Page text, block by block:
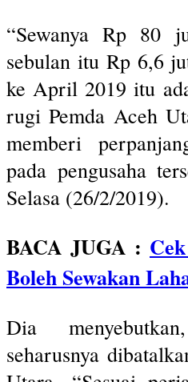
“Sewanya Rp 80
sebulan itu Rp 6,6
ke April 2019 itu
rugi Pemda Aceh
memberi
pada pengusaha
Selasa (26/2/2019).
BACA JUGA :
Boleh Sewakan
Dia
seharusnya